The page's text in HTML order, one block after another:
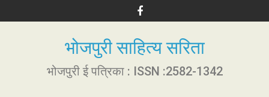
k
भोजपुरी साहित्य सरिता
भोजपुरी ई पत्रिका : ISSN :2582-1342